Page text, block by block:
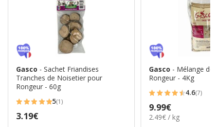
Gasco - Sachet Friandises
Tranches de Noisetier pour
Rongeur - 60g
5
étoiles
5(1)
Prix
3.19€
Gasco - Mélange de
Rongeur - 4Kg
4.6
étoiles
avec
4.6(7)
Prix
9.99€
9.99€
2.49€
2.49€ / kg